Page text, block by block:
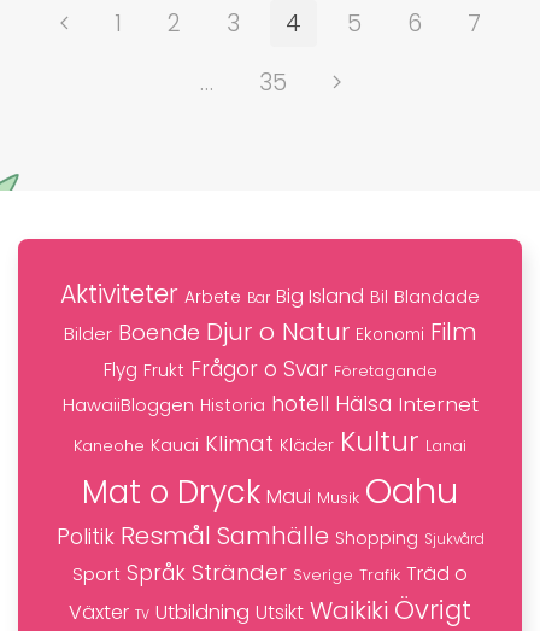
1 2 3 4 5 6
7
…
35
Aktiviteter Arbete Bar Big Island Bil Blandade
Bilder Boende Djur o Natur Ekonomi Film
Flyg Frukt Frågor o Svar Företagande
HawaiiBloggen Historia hotell Hälsa Internet
Kaneohe Kauai Klimat Kläder Kultur Lanai
Mat o Dryck Maui Musik Oahu
Politik Resmål Samhälle Shopping Sjukvård
Sport Språk Stränder Sverige Trafik Träd o
Växter TV Utbildning Utsikt Waikiki Övrigt